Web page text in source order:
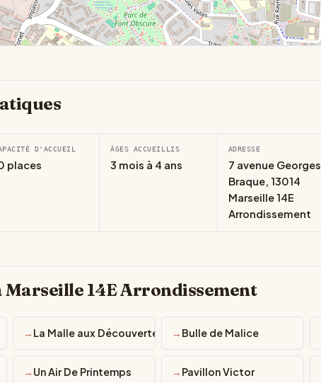
D'ACCUEIL
places
ÂGES ACCUEILLIS
3 mois à 4 ans
ADRESSE
7 avenue Georges
Braque, 13014
Marseille 14E
Arrondissement
Marseille 14E Arrondissement
La Malle aux Découvertes Bulle de Malice
Un Air De Printemps Pavillon Victor